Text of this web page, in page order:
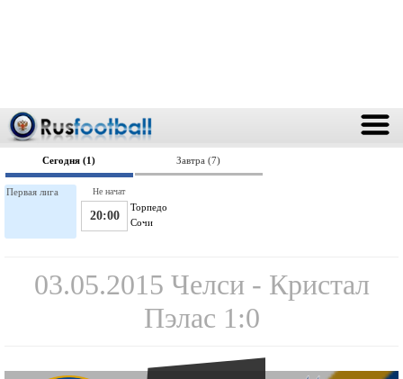
Сегодня (1) Завтра (7)
Первая лига
Торпедо
20:00 Сочи
Не начат
03.05.2015 Челси - Кристал
Пэлас 1:0